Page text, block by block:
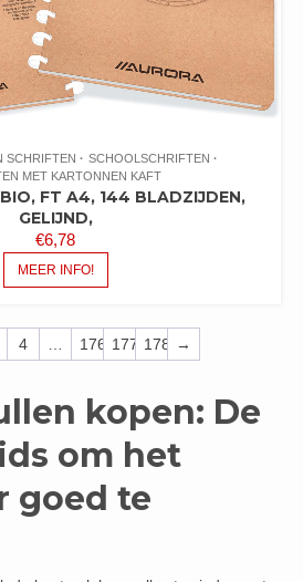
SCHRIFTEN
SCHOOLSCHRIFTEN
MET KARTONNEN KAFT
FT A4, 144 BLADZIJDEN,
GELIJND,
€6,78
MEER INFO!
4 176 177 178 →
kopen: De
om het
goed te